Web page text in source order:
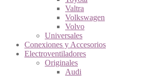
Valtra
Volkswagen
Volvo
Universales
Conexiones y Accesorios
Electroventiladores
Originales
Audi